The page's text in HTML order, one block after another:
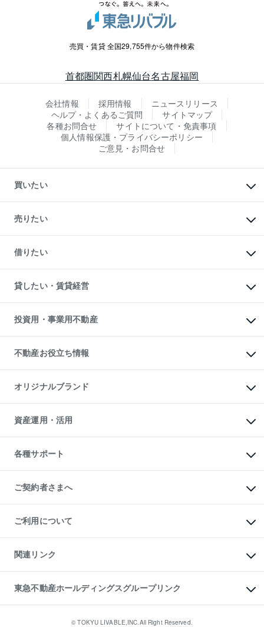
売買・賃貸 全国29,755件から物件検索
首都圏関西札幌仙台名古屋福岡
会社情報 採用情報
ニュースリリース
ヘルプ・よくあるご質問
サイトマップ
各種お問合せ
サイトについて・免責事項
個人情報保護・プライバシーポリシー
ご意見・お問合せ
買いたい
新築・分譲マンションの購入
中古マンションの購入
一戸建ての購入
中古一戸建ての購入
不動産購入の流れ
注目キーワード物件特集
購入ガイド
English 繁体中文簡体中文
売りたい
一戸建ての売却・査定
土地の売却・査定
スピードAI査定
不動産査定について
不動産売却の流れ
不動産買換えの流れ
売却ガイド
借りたい
オフィス・店舗の賃貸
借りるときの流れ
借りるガイド
貸したい・賃貸経営
マンション賃料データ
賃貸管理プラン
リロケーションについて
貸すガイド
投資用・事業用不動産
事業用不動産
マンション投資
投資用マンション
アパート経営
収益物件
ビル購入（ビル一棟）
投資用不動産の売却査定
事業用不動産の売却査定
不動産お役立ち情報
マンションライブラリー
人気マンションランキング
暮らしに役立つ不動産メディア
不動産相場・不動産価格情報
不動産コラム・ニュース
不動産用語集
不動産なんでもネット相談室
住まいの税金
オリジナルブランド
一棟リノベーションマンション
L`GENTE（ルジェンテ）
区分リノベーションマンション
投資用一棟レジデンスWELL
不動産小口投資
LEGACIA（レガシア）
資産運用・活用
不動産M&A
アセットマネジメント・出資
各種サポート
相続サポート
リフォームサポート
ご契約者さまへ
ご紹介・再契約特典
入居者様専用-各種ご案内（賃貸）
東急こすもす会「こすもすWeb」
ご利用について
金融商品取引について
東急リバブル ソーシャルメディアポリシー
ご意見・お問い合わせ（金融商品取引専用の相談・お問い合わせ窓口）
ダイレクトメール（郵送物）・Eメールなどの送付停止について
関連リンク
これからご結婚される方に東急百貨店のブライダルクラブ
人材サービスのご用命は 東急リバブルスタッフ株式会社まで
東北の逸品を贈ります 東北すぐれものセレクション
東急不動産ホールディングスグループリンク
東急コミュニティー© TOKYU LIVABLE,INC.All Right Reserved.